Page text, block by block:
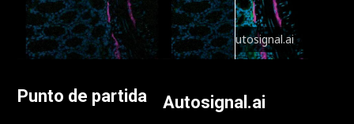
Punto de partida
con Autosignal.ai
Autosignal.ai